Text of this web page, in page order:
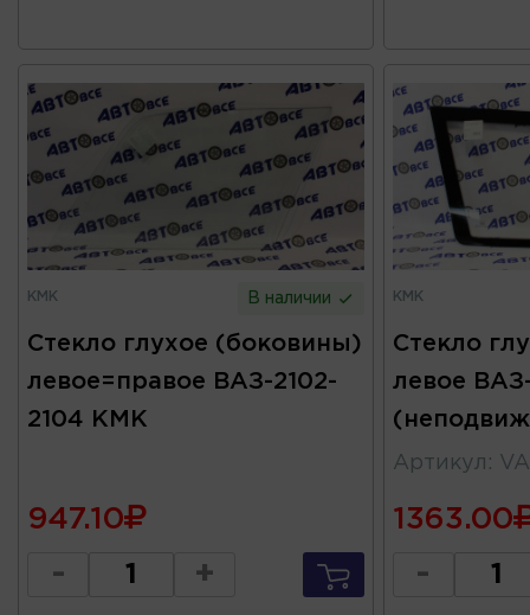
КМК В наличии
Стекло глухое (боковины)
левое=правое ВАЗ-2102-
2104 КМК
947.10
- +
КМК
Стекло
левое ВАЗ-
Артикул :
1363.00
-